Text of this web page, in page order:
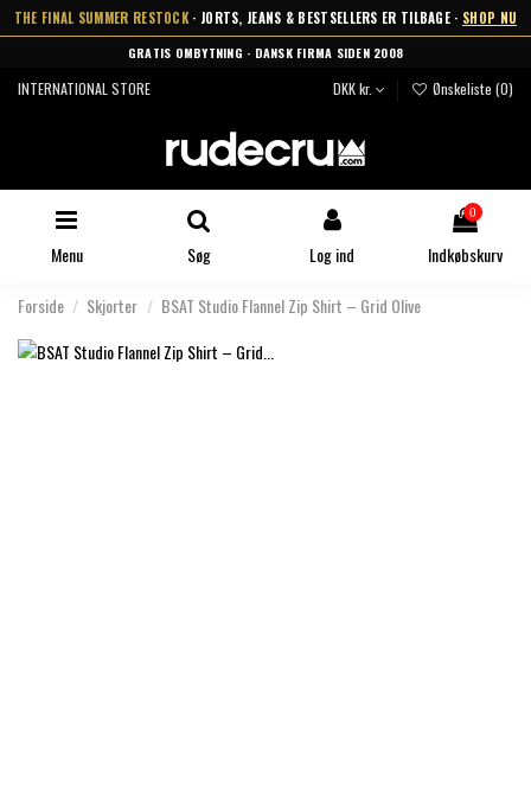
THE FINAL SUMMER RESTOCK · JORTS, JEANS & BESTSELLERS ER TILBAGE · SHOP NU
GRATIS OMBYTNING · DANSK FIRMA SIDEN 2008
INTERNATIONAL STORE DKK kr. Ønskeliste (0)
Menu Søg Log ind
0
Indkøbskurv
Forside Skjorter BSAT Studio Flannel Zip Shirt – Grid Olive